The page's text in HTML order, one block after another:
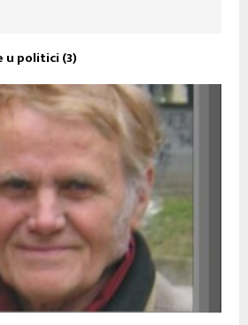
u politici (3)